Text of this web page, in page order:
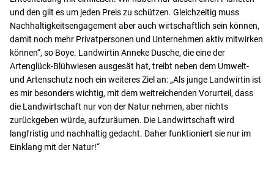
und den gilt es um jeden Preis zu schützen. Gleichzeitig muss
Nachhaltigkeitsengagement aber auch wirtschaftlich sein können,
damit noch mehr Privatpersonen und Unternehmen aktiv mitwirken
können“, so Boye. Landwirtin Anneke Dusche, die eine der
Artenglück-Blühwiesen ausgesät hat, treibt neben dem Umwelt-
und Artenschutz noch ein weiteres Ziel an: „Als junge Landwirtin ist
es mir besonders wichtig, mit dem weitreichenden Vorurteil, dass
die Landwirtschaft nur von der Natur nehmen, aber nichts
zurückgeben würde, aufzuräumen. Die Landwirtschaft wird
langfristig und nachhaltig gedacht. Daher funktioniert sie nur im
Einklang mit der Natur!“